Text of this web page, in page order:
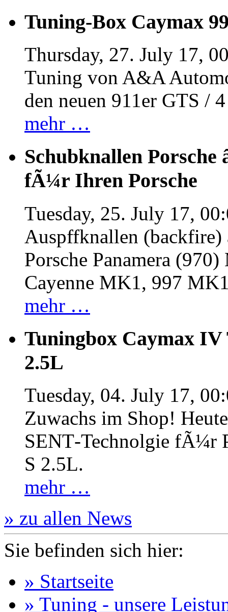
Tuning-Box Caymax
Thursday, 27. July 17,
Tuning von A&A
den neuen 911er GTS /
mehr …
Schubknallen Porsche
fÃ¼r Ihren Porsche
Tuesday, 25. July 17,
Auspffknallen
Porsche Panamera
Cayenne MK1, 997
mehr …
Tuningbox Caymax IV
2.5L
Tuesday, 04. July 17,
Zuwachs im Shop!
SENT‐Technolgie fÃ¼r
S 2.5L.
mehr …
» zu allen News
Sie befinden sich hier:
» Startseite
» Tuning - unsere